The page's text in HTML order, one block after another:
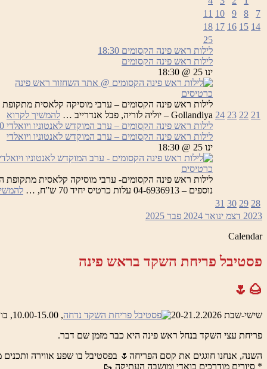
7
8
9
10
11
14
15
16
17
18
21
22
23
24
25
לילות ראש פינה הקסומים 18:30
לילות ראש פינה הקסומים
ינו 25 @ 18:30
כרטיסים
Gollandiya – יוליה לוריה, פבל אנדרייב …
להמשיך לקרוא
לילות ראש פינה הקסומים – ערב המוקדש לאנטוניו ויואלדי
לילות ראש פינה הקסומים – ערב המוקדש לאנטוניו ויואלדי
ינו 25 @ 18:30
כרטיסים
נוספים – 04-6936913 עלות כרטיס יחיד 70 ש”ח, …
28
29
30
31
2023 דצמ ינואר 2024 פבר 2025
Calendar
פסטיבל פריחת השקד בראש פינה
🌰🌷
שישי-שבת 20-21.2.2026
, 10.00-15.00, בואדי ראש פינה והמושבה העתיקה
פריחת עצי השקד בנחל ראש פינה היא כבר מזמן שם דבר.
השנה, אנחנו חוגגים את קסם הפריחה🌷 בפסטיבל בו שפע אווירה
* סיורים מודרכים בואדי ומושבה העתיקה 🥾